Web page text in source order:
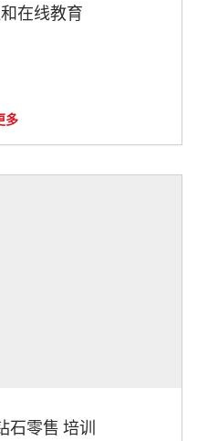
在线教育
多
石零售 培训